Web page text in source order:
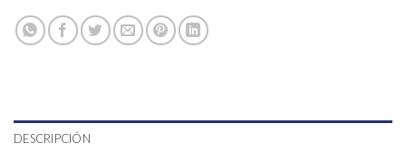
DESCRIPCIÓN